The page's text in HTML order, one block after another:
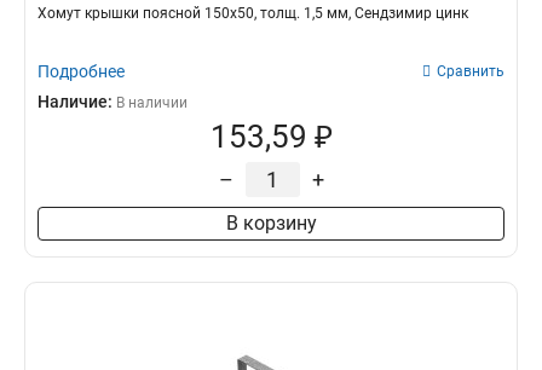
Хомут крышки поясной 150х50, толщ. 1,5 мм, Сендзимир цинк
Подробнее Сравнить
Наличие: В наличии
153,59 ₽
– +
В корзину